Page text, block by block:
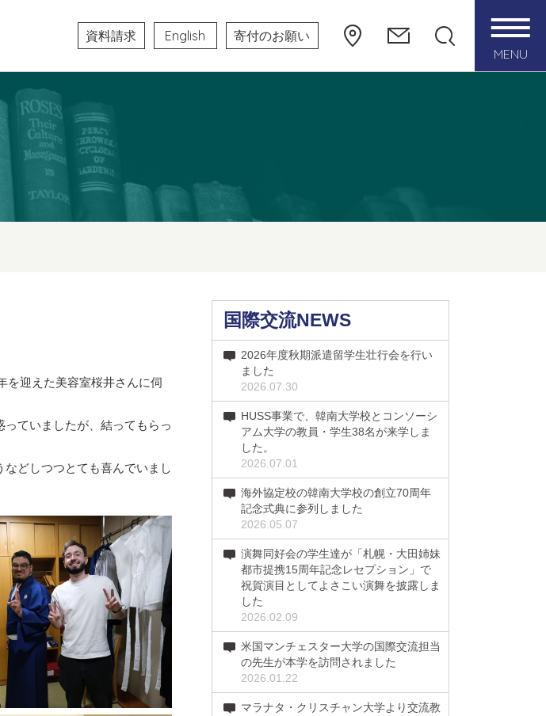
資料請求 English
寄付のお願い
MENU
を迎えた美容室桜井さんに伺
ていましたが、結ってもらっ
どしつつとても喜んでいまし
国際交流NEWS
2026年度秋期派遣留学生壮行会を行い
ました
2026.07.30
HUSS事業で、韓南大学校とコンソーシ
アム大学の教員・学生38名が来学しま
した。
2026.07.01
海外協定校の韓南大学校の創立70周年
記念式典に参列しました
2026.05.07
演舞同好会の学生達が「札幌・大田姉妹
都市提携15周年記念レセプション」で
祝賀演目としてよさこい演舞を披露しま
した
2026.02.09
米国マンチェスター大学の国際交流担当
の先生が本学を訪問されました
2026.01.22
マラナタ・クリスチャン大学より交流教